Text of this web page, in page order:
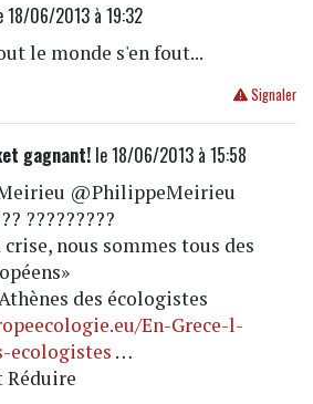
06/2013 à 19:32
le monde s'en fout...
Signaler
gagnant!le 18/06/2013 à 15:58
@PhilippeMeirieu
?????????
crise, nous sommes tous des
des écologistes
En-Grece-l-
ecologistes …
Réduire